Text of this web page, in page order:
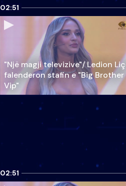
02:51
"Një magji televizive"/ Ledion
falenderon stafin e "Big Brother
Vip"
02:51